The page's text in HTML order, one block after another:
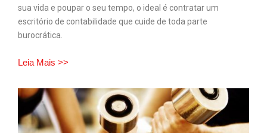
sua vida e poupar o seu tempo, o ideal é contratar um
escritório de contabilidade que cuide de toda parte
burocrática.
Leia Mais >>